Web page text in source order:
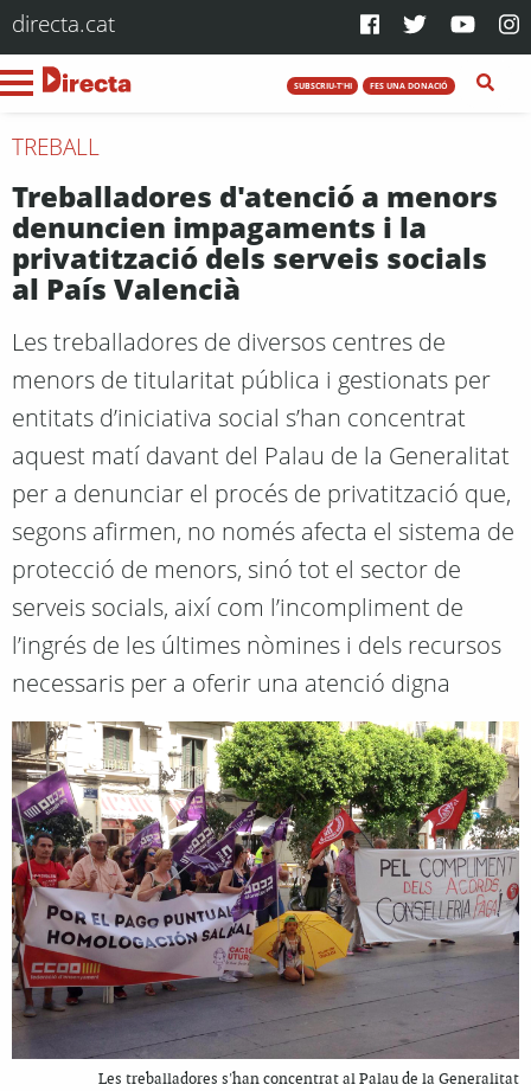
directa.cat
SUBSCRIU-T'HI FES UNA DONACIÓ
TREBALL
Treballadores d'atenció a menors
denuncien impagaments i la
privatització dels serveis socials
al País Valencià
Les treballadores de diversos centres de
menors de titularitat pública i gestionats per
entitats d’iniciativa social s’han concentrat
aquest matí davant del Palau de la Generalitat
per a denunciar el procés de privatització que,
segons afirmen, no només afecta el sistema de
protecció de menors, sinó tot el sector de
serveis socials, així com l’incompliment de
l’ingrés de les últimes nòmines i dels recursos
necessaris per a oferir una atenció digna
Les treballadores s'han concentrat al Palau de la Generalitat